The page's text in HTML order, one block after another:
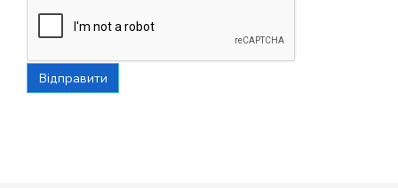
Відправити